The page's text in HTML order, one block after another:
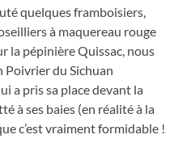
quelques framboisiers,
à maquereau rouge
la pépinière Quissac, nous
Poivrier du Sichuan
a pris sa place devant la
à ses baies (en réalité à la
c’est vraiment formidable !